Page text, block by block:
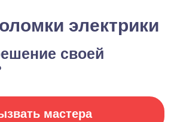
электрики
своей
мастера